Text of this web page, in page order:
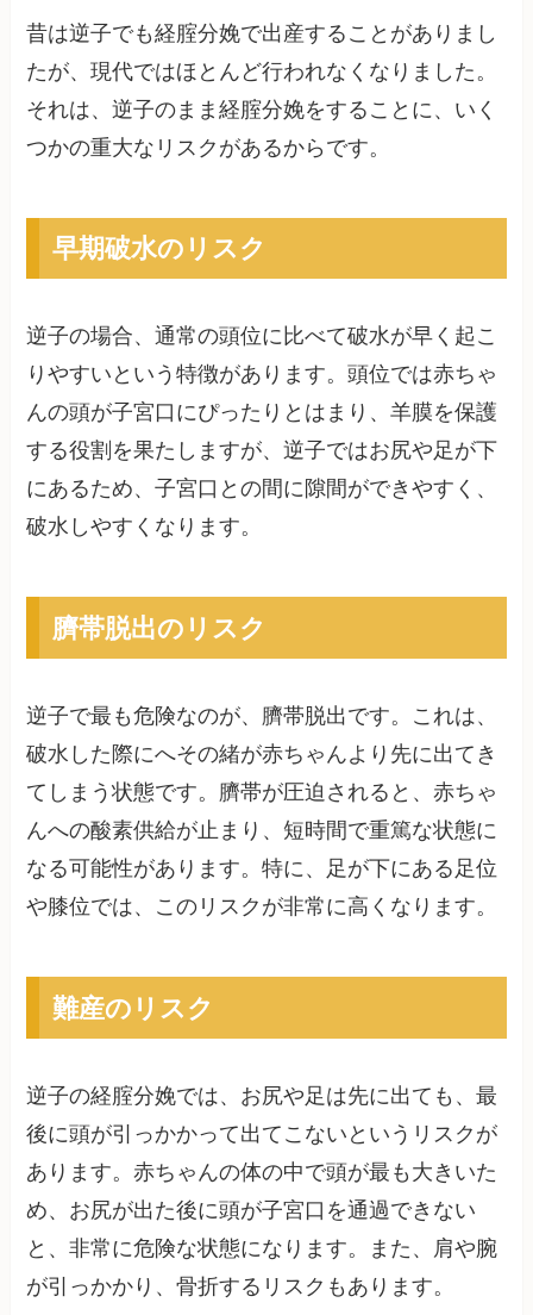
昔は逆子でも経腟分娩で出産することがありまし
たが、現代ではほとんど行われなくなりました。
それは、逆子のまま経腟分娩をすることに、いく
つかの重大なリスクがあるからです。
早期破水のリスク
逆子の場合、通常の頭位に比べて破水が早く起こ
りやすいという特徴があります。頭位では赤ちゃ
んの頭が子宮口にぴったりとはまり、羊膜を保護
する役割を果たしますが、逆子ではお尻や足が下
にあるため、子宮口との間に隙間ができやすく、
破水しやすくなります。
臍帯脱出のリスク
逆子で最も危険なのが、臍帯脱出です。これは、
破水した際にへその緒が赤ちゃんより先に出てき
てしまう状態です。臍帯が圧迫されると、赤ちゃ
んへの酸素供給が止まり、短時間で重篤な状態に
なる可能性があります。特に、足が下にある足位
や膝位では、このリスクが非常に高くなります。
難産のリスク
逆子の経腟分娩では、お尻や足は先に出ても、最
後に頭が引っかかって出てこないというリスクが
あります。赤ちゃんの体の中で頭が最も大きいた
め、お尻が出た後に頭が子宮口を通過できない
と、非常に危険な状態になります。また、肩や腕
が引っかかり、骨折するリスクもあります。